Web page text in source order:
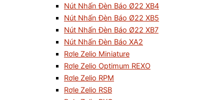
Nút Nhấn Đèn Báo Ø22 XB4
Nút Nhấn Đèn Báo Ø22 XB5
Nút Nhấn Đèn Báo Ø22 XB7
Nút Nhấn Đèn Báo XA2
Rơle Zelio Miniature
Rơle Zelio Optimum REXO
Rơle Zelio RPM
Rơle Zelio RSB